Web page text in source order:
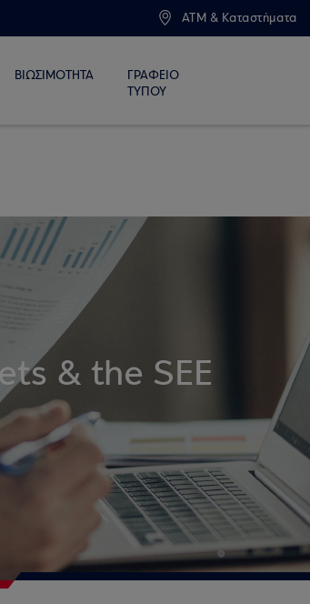
ATM & Καταστήματα
ΒΙΩΣΙΜΟΤΗΤΑ
ΓΡΑΦΕΙΟ
ΤΥΠΟΥ
& the SEE